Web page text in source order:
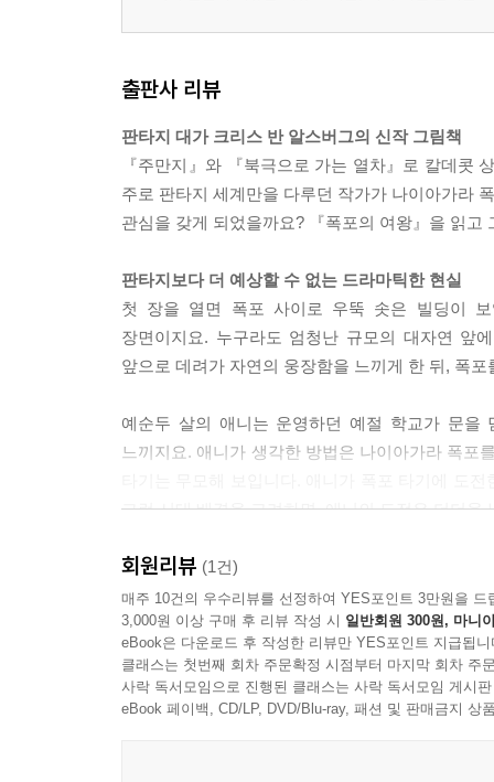
출판사 리뷰
판타지 대가 크리스 반 알스버그의 신작 그림책
『주만지』와 『북극으로 가는 열차』로 칼데콧
주로 판타지 세계만을 다루던 작가가 나이아가라
관심을 갖게 되었을까요? 『폭포의 여왕』을 읽고
판타지보다 더 예상할 수 없는 드라마틱한 현실
첫 장을 열면 폭포 사이로 우뚝 솟은 빌딩이
장면이지요. 누구라도 엄청난 규모의 대자연 앞
앞으로 데려가 자연의 웅장함을 느끼게 한 뒤, 폭
예순두 살의 애니는 운영하던 예절 학교가 문을
느끼지요. 애니가 생각한 방법은 나이아가라 폭포
그런 시대 배경을 고려하면, 애니의 도전은 더더욱
설득하고 튼튼한 나무통을 만듭니다. 그리고 자신
작가는 애니의 남다른 모험을 역동적인 화면으로
확인하는 애니의 표정, 나무통에 기어들어가는
독자를 압도합니다. 또한 앵글을 상하좌우로 자유
마침내 애니는 수많은 구경꾼과 기자들 앞에서
회원리뷰 (1건)
매주 10건의 우수리뷰를 선정하여 YES포인트 3만원을 드
3,000원 이상 구매 후 리뷰 작성 시 일반회원 300원, 마니
eBook은 다운로드 후 작성한 리뷰만 YES포인트 지급됩니
클래스는 첫번째 회차 주문확정 시점부터 마지막 회차 주
사락 독서모임으로 진행된 클래스는 사락 독서모임 게시
eBook 페이백, CD/LP, DVD/Blu-ray, 패션 및 판매금지 상